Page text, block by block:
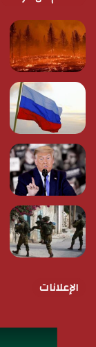
الإعلانات